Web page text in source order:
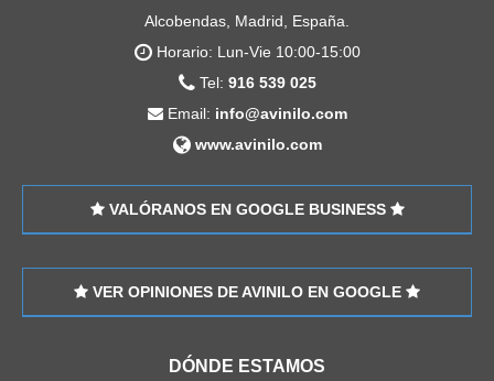
Alcobendas, Madrid, España.
Horario: Lun-Vie 10:00-15:00
Tel: 916 539 025
Email: info@avinilo.com
www.avinilo.com
VALÓRANOS EN GOOGLE BUSINESS
VER OPINIONES DE AVINILO EN GOOGLE
DÓNDE ESTAMOS